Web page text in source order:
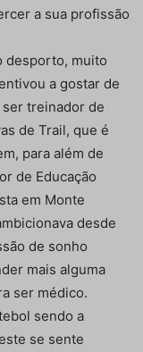
a sua profissão
desporto, muito
a gostar de
treinador de
de Trail, que é
para além de
de Educação
em Monte
desde
de sonho
mais alguma
ser médico.
sendo a
se sente